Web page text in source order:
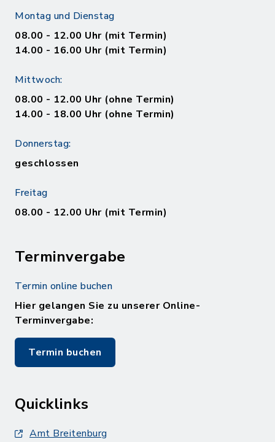
Montag und Dienstag
08.00 - 12.00 Uhr (mit Termin)
14.00 - 16.00 Uhr (mit Termin)
Mittwoch:
08.00 - 12.00 Uhr (ohne Termin)
14.00 - 18.00 Uhr (ohne Termin)
Donnerstag:
geschlossen
Freitag
08.00 - 12.00 Uhr (mit Termin)
Terminvergabe
Termin online buchen
Hier gelangen Sie zu unserer Online-
Terminvergabe:
Termin buchen
Quicklinks
Amt Breitenburg